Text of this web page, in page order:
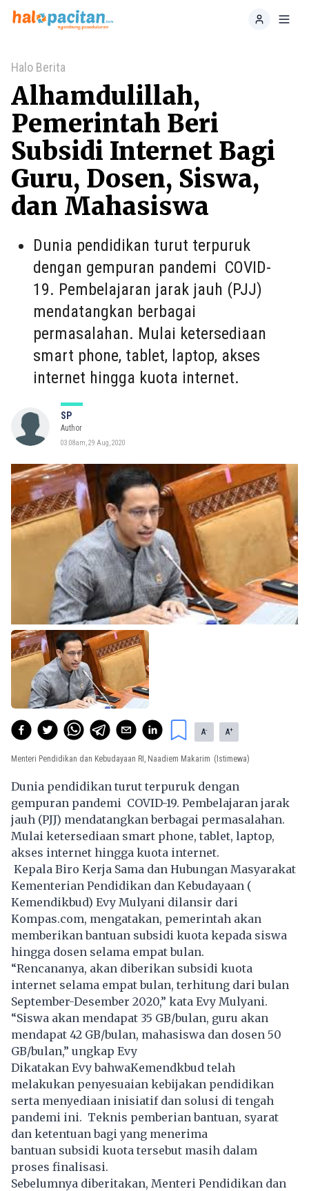
Home
Halo Berita
Alhamdulillah,
Pemerintah Beri
Subsidi Internet Bagi
Guru, Dosen, Siswa,
dan Mahasiswa
Dunia pendidikan turut terpuruk
dengan gempuran pandemi COVID-
19. Pembelajaran jarak jauh (PJJ)
mendatangkan berbagai
permasalahan. Mulai ketersediaan
smart phone, tablet, laptop, akses
internet hingga kuota internet.
SP
Author
03:08am, 29 Aug, 2020
A- A+
Menteri Pendidikan dan Kebudayaan RI, Naadiem Makarim (Istimewa)
Dunia pendidikan turut terpuruk dengan
gempuran pandemi COVID-19. Pembelajaran jarak
jauh (PJJ) mendatangkan berbagai permasalahan.
Mulai ketersediaan smart phone, tablet, laptop,
akses internet hingga kuota internet.
Kepala Biro Kerja Sama dan Hubungan Masyarakat
Kementerian Pendidikan dan Kebudayaan (
Kemendikbud) Evy Mulyani dilansir dari
Kompas.com, mengatakan, pemerintah akan
memberikan bantuan subsidi kuota kepada siswa
hingga dosen selama empat bulan.
“Rencananya, akan diberikan subsidi kuota
internet selama empat bulan, terhitung dari bulan
September-Desember 2020,” kata Evy Mulyani.
“Siswa akan mendapat 35 GB/bulan, guru akan
mendapat 42 GB/bulan, mahasiswa dan dosen 50
GB/bulan,” ungkap Evy
Dikatakan Evy bahwaKemendkbud telah
melakukan penyesuaian kebijakan pendidikan
serta menyediaan inisiatif dan solusi di tengah
pandemi ini. Teknis pemberian bantuan, syarat
dan ketentuan bagi yang menerima
bantuan subsidi kuota tersebut masih dalam
proses finalisasi.
Sebelumnya diberitakan, Menteri Pendidikan dan